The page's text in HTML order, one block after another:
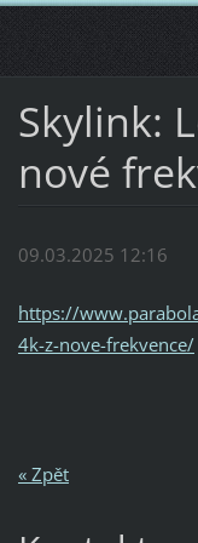
Skylink:
nové
09.03.2025 12:16
https://
4k-z-nove-frekvence/
« Zpět